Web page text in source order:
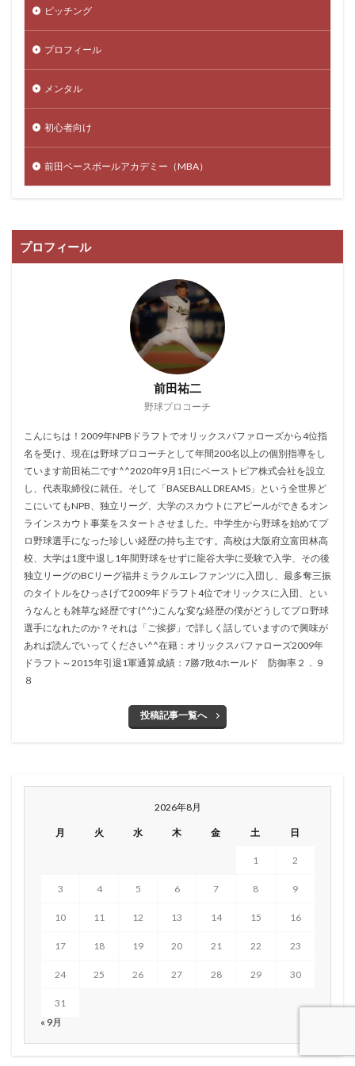
ピッチング
プロフィール
メンタル
初心者向け
前田ベースボールアカデミー（MBA）
プロフィール
前田祐二
野球プロコーチ
こんにちは！2009年NPBドラフトでオリックスバファローズから4位指
名を受け、現在は野球プロコーチとして年間200名以上の個別指導をし
ています前田祐二です^^2020年9月1日にベーストピア株式会社を設立
し、代表取締役に就任。そして「BASEBALL DREAMS」という全世界ど
こにいてもNPB、独立リーグ、大学のスカウトにアピールができるオン
ラインスカウト事業をスタートさせました。中学生から野球を始めてプ
ロ野球選手になった珍しい経歴の持ち主です。高校は大阪府立富田林高
校、大学は1度中退し1年間野球をせずに龍谷大学に受験で入学、その後
独立リーグのBCリーグ福井ミラクルエレファンツに入団し、最多奪三振
のタイトルをひっさげて2009年ドラフト4位でオリックスに入団、とい
うなんとも雑草な経歴です(^^;)こんな変な経歴の僕がどうしてプロ野球
選手になれたのか？それは「ご挨拶」で詳しく話していますので興味が
あれば読んでいってください^^在籍：オリックスバファローズ2009年
ドラフト～2015年引退1軍通算成績：7勝7敗4ホールド 防御率２．９
８
投稿記事一覧へ
2026年8月
月 火 水 木 金 土 日
1 2
3 4 5 6 7 8 9
10 11 12 13 14 15 16
17 18 19 20 21 22 23
24 25 26 27 28 29 30
31
« 9月